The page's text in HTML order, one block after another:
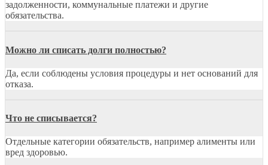
задолженности, коммунальные платежи и другие
обязательства.
Можно ли списать долги полностью?
Да, если соблюдены условия процедуры и нет оснований для
отказа.
Что не списывается?
Отдельные категории обязательств, например алименты или
вред здоровью.